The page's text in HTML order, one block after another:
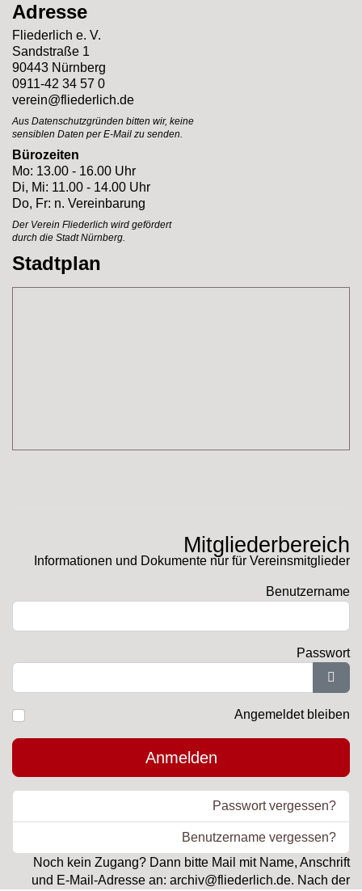
Adresse
Fliederlich e. V.
Sandstraße 1
90443 Nürnberg
0911-42 34 57 0
verein@fliederlich.de
Aus Datenschutzgründen bitten wir, keine
sensiblen Daten per E-Mail zu senden.
Bürozeiten
Mo: 13.00 - 16.00 Uhr
Di, Mi: 11.00 - 14.00 Uhr
Do, Fr: n. Vereinbarung
Der Verein Fliederlich wird gefördert
durch die Stadt Nürnberg.
Stadtplan
Mitgliederbereich
Informationen und Dokumente nur für Vereinsmitglieder
Benutzername
Passwort
Angemeldet bleiben
Anmelden
Passwort vergessen?
Benutzername vergessen?
Noch kein Zugang? Dann bitte Mail mit Name, Anschrift
und E-Mail-Adresse an: archiv@fliederlich.de. Nach der